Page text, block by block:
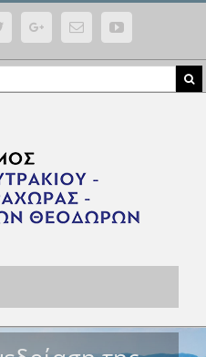
TwitterGoogle+Email YouTube